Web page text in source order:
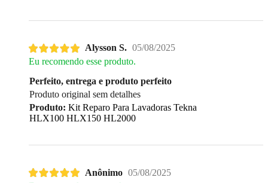
Alysson S. 05/08/2025
Eu recomendo esse produto.
Perfeito, entrega e produto perfeito
Produto original sem detalhes
Produto: Kit Reparo Para Lavadoras Tekna
HLX100 HLX150 HL2000
Anônimo 05/08/2025